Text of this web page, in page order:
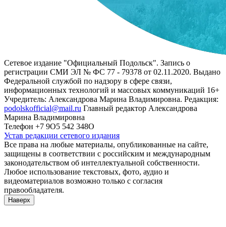
Сетевое издание "Официальный Подольск". Запись о
регистрации СМИ ЭЛ № ФС 77 - 79378 от 02.11.2020. Выдано
Федеральной службой по надзору в сфере связи,
информационных технологий и массовых коммуникаций 16+
Учредитель: Александрова Марина Владимировна. Редакция:
podolskofficial@mail.ru Главный редактор Александрова
Марина Владимировна
Телефон +7 9О5 542 348О
Устав редакции сетевого издания
Все права на любые материалы, опубликованные на сайте,
защищены в соответствии с российским и международным
законодательством об интеллектуальной собственности.
Любое использование текстовых, фото, аудио и
видеоматериалов возможно только с согласия
правообладателя.
Наверх